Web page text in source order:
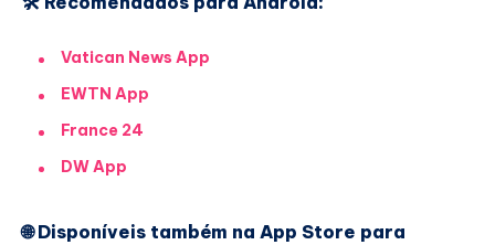
Vatican News App
EWTN App
France 24
DW App
🌐 Disponíveis também na App Store para